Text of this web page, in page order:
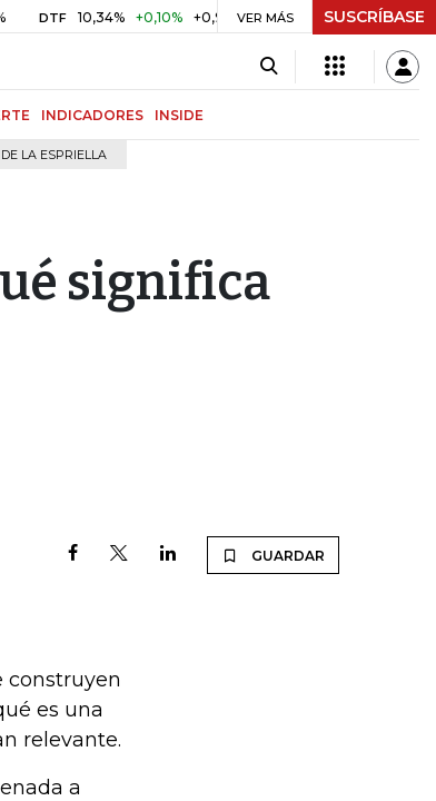
10,34% +0,10% +0,98% UVR $ 417,01 +$ 0,05 +0,01%
VER MÁS SUSCRÍBASE
INDICADORES INSIDE
LA ESPRIELLA
significa
GUARDAR
construyen
es una
relevante.
a